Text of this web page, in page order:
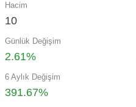
Hacim
10
Günlük Değişim
2.61%
6 Aylık Değişim
391.67%